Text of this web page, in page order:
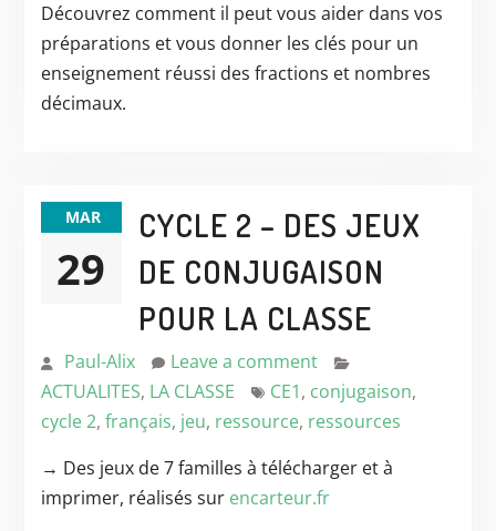
Découvrez comment il peut vous aider dans vos
préparations et vous donner les clés pour un
enseignement réussi des fractions et nombres
décimaux.
MAR
29
CYCLE 2 – DES JEUX
DE CONJUGAISON
POUR LA CLASSE
Paul-Alix
Leave a comment
ACTUALITES, LA CLASSE CE1, conjugaison,
cycle 2, français, jeu, ressource, ressources
→ Des jeux de 7 familles à télécharger et à
imprimer, réalisés sur encarteur.fr